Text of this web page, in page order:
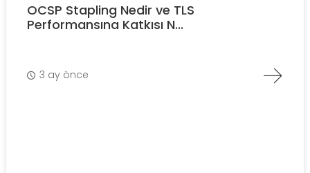
OCSP Stapling Nedir ve TLS
Performansına Katkısı N...
3 ay önce